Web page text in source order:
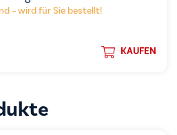
– wird für Sie bestellt!
KAUFEN